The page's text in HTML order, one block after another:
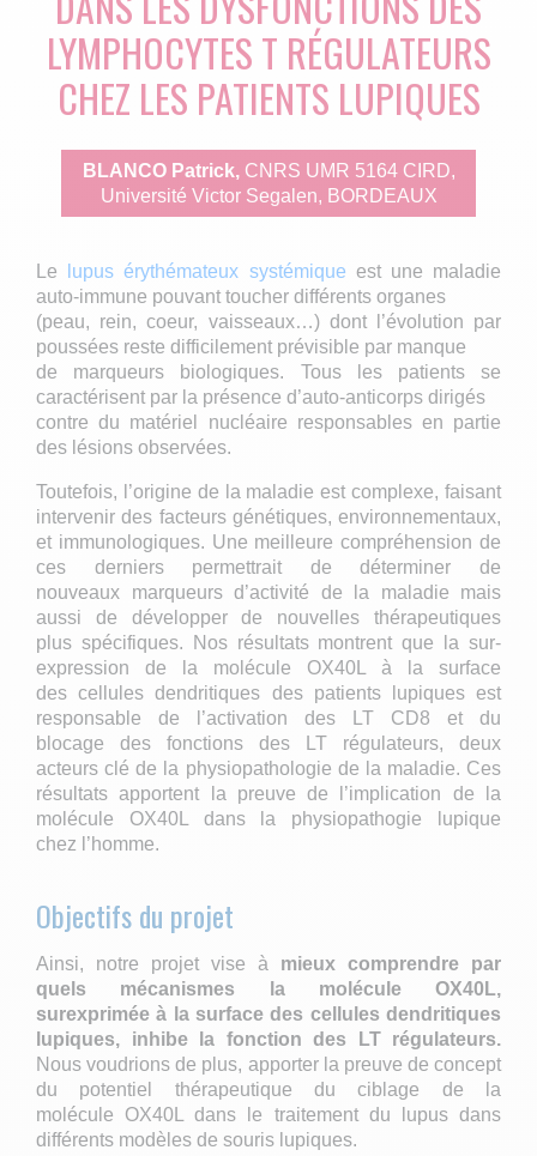
LYMPHOCYTES T RÉGULATEURS
CHEZ LES PATIENTS LUPIQUES
BLANCO Patrick, CNRS UMR 5164 CIRD,
Université Victor Segalen, BORDEAUX
Le lupus érythémateux systémique est une maladie
auto-immune pouvant toucher différents organes
(peau, rein, coeur, vaisseaux…) dont l’évolution par
poussées reste difficilement prévisible par manque
de marqueurs biologiques. Tous les patients se
caractérisent par la présence d’auto-anticorps dirigés
contre du matériel nucléaire responsables en partie
des lésions observées.
Toutefois, l’origine de la maladie est complexe, faisant
intervenir des facteurs génétiques, environnementaux,
et immunologiques. Une meilleure compréhension de
ces derniers permettrait de déterminer de
nouveaux marqueurs d’activité de la maladie mais
aussi de développer de nouvelles thérapeutiques
plus spécifiques. Nos résultats montrent que la sur-
expression de la molécule OX40L à la surface
des cellules dendritiques des patients lupiques est
responsable de l’activation des LT CD8 et du
blocage des fonctions des LT régulateurs, deux
acteurs clé de la physiopathologie de la maladie. Ces
résultats apportent la preuve de l’implication de la
molécule OX40L dans la physiopathogie lupique
chez l’homme.
Objectifs du projet
Ainsi, notre projet vise à mieux comprendre par
quels mécanismes la molécule OX40L,
surexprimée à la surface des cellules dendritiques
lupiques, inhibe la fonction des LT régulateurs.
Nous voudrions de plus, apporter la preuve de concept
du potentiel thérapeutique du ciblage de la
molécule OX40L dans le traitement du lupus dans
différents modèles de souris lupiques.